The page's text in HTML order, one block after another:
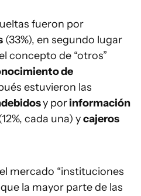
fueron por
(33%), en segundo lugar
concepto de “otros”
de
estuvieron las
y porinformación
cada una) ycajeros
mercado “instituciones
la mayor parte de las